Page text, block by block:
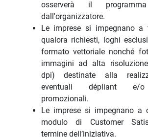
osserverà il
dall'organizzatore.
Le imprese si impegnano a
qualora richiesti, loghi
formato vettoriale nonché
immagini ad alta
dpi) destinate alla
eventuali dépliant e/
promozionali.
Le imprese si impegnano a
modulo di Customer
termine dell’iniziativa.